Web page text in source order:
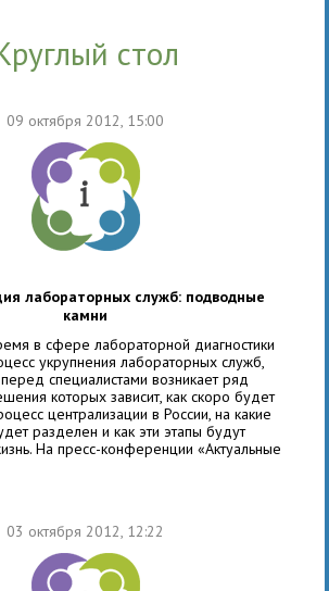
круглый стол
09 октября 2012, 15:00
лабораторных служб: подводные
камни
в сфере лабораторной диагностики
укрупнения лабораторных служб,
специалистами возникает ряд
которых зависит, как скоро будет
централизации в России, на какие
разделен и как эти этапы будут
На пресс-конференции «Актуальные
03 октября 2012, 12:22